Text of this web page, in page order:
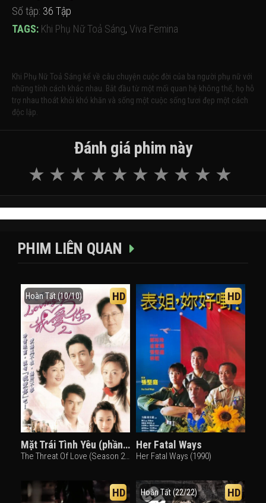
Số tập: 36 Tập
TAGS: Khi Phụ Nữ Toả Sáng, Viva Femina
Khi Phụ Nữ Toả Sáng kể về câu chuyện cuộc đời của ba người phụ nữ với
những tính cách khác nhau. Bắt đầu từ một mối quan hệ không thể, họ hỗ
trợ nhau thoát khỏi khó khăn và sống một cuộc sống tươi đẹp một cách
độc lập.
Đánh giá phim này
PHIM LIÊN QUAN
Hoàn Tất (10/10) HD
Mặt Trái Tình Yêu (phần 2)
The Threat Of Love (Season 2) (2003)
HD
Her Fatal Ways
Her Fatal Ways (1990)
HD Hoàn Tất (22/22) HD